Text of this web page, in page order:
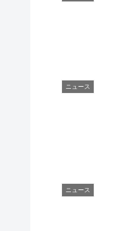
ニュース
ニュース